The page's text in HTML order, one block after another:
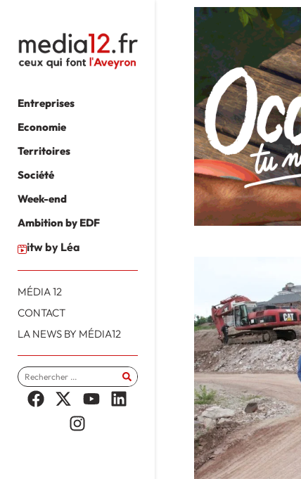
Entreprises
Economie
Territoires
Société
Week-end
Ambition by EDF
itw by Léa
MÉDIA 12
CONTACT
LA NEWS BY MÉDIA12